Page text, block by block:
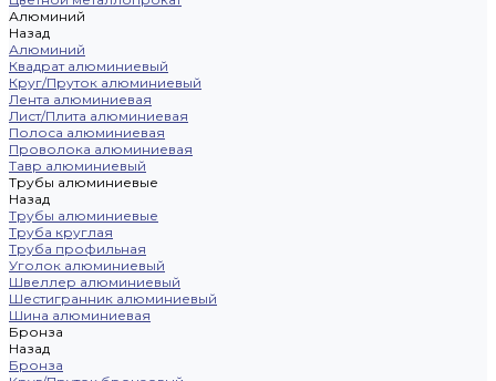
Алюминий
Назад
Алюминий
Квадрат алюминиевый
Круг/Пруток алюминиевый
Лента алюминиевая
Лист/Плита алюминиевая
Полоса алюминиевая
Проволока алюминиевая
Тавр алюминиевый
Трубы алюминиевые
Назад
Трубы алюминиевые
Труба круглая
Труба профильная
Уголок алюминиевый
Швеллер алюминиевый
Шестигранник алюминиевый
Шина алюминиевая
Бронза
Назад
Бронза